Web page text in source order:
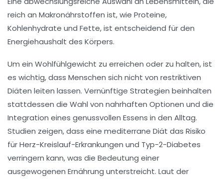
reich an Makronährstoffen ist, wie Proteine,
Kohlenhydrate und Fette, ist entscheidend für den
Energiehaushalt des Körpers.
Um ein Wohlfühlgewicht zu erreichen oder zu halten, ist
es wichtig, dass Menschen sich nicht von restriktiven
Diäten leiten lassen. Vernünftige Strategien beinhalten
stattdessen die Wahl von nahrhaften Optionen und die
Integration eines genussvollen Essens in den Alltag.
Studien zeigen, dass eine mediterrane Diät das Risiko
für Herz-Kreislauf-Erkrankungen und Typ-2-Diabetes
verringern kann, was die Bedeutung einer
ausgewogenen Ernährung unterstreicht. Laut der